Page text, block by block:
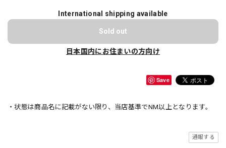
International shipping available
Sold out
日本国内にお住まいの方向け
Save
・状態は商品名に記載がない限り、当店基準でNM以上となります。
通報する